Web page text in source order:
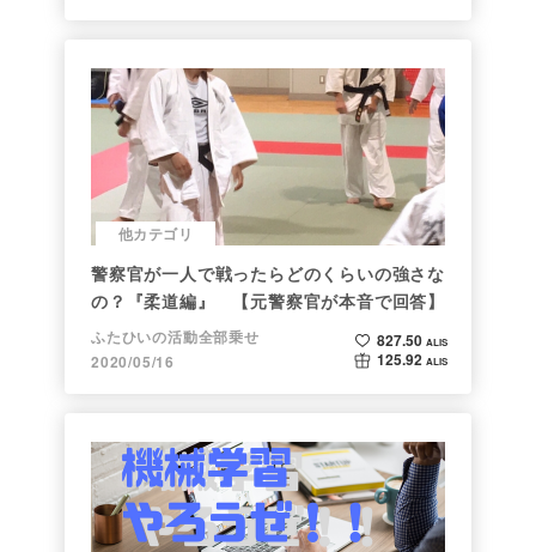
他カテゴリ
警察官が一人で戦ったらどのくらいの強さな
の？『柔道編』 【元警察官が本音で回答】
ふたひいの活動全部乗せ
2020/05/16
827.50 ALIS
125.92 ALIS